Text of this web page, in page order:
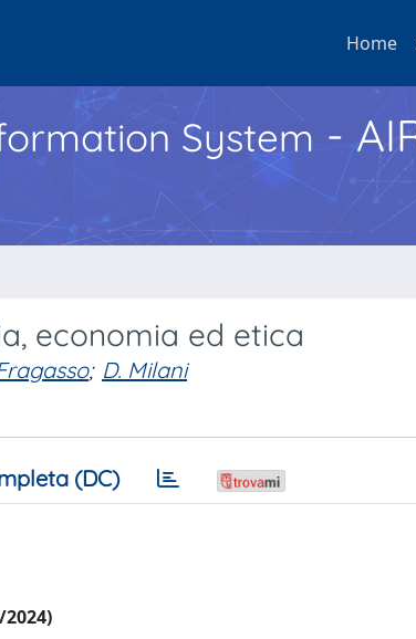
Home
System -
economia ed etica
; D. Milani
(DC)